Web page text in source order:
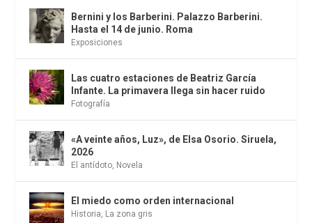
Bernini y los Barberini. Palazzo Barberini.
Hasta el 14 de junio. Roma
Exposiciones
Las cuatro estaciones de Beatriz García
Infante. La primavera llega sin hacer ruido
Fotografía
«A veinte años, Luz», de Elsa Osorio. Siruela,
2026
El antídoto, Novela
El miedo como orden internacional
Historia, La zona gris